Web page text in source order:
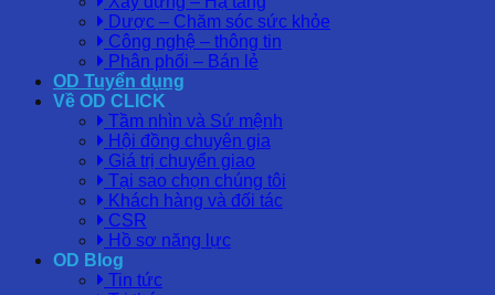
Dược – Chăm sóc sức khỏe
Công nghệ – thông tin
Phân phối – Bán lẻ
OD Tuyển dụng
Về OD CLICK
Tầm nhìn và Sứ mệnh
Hội đồng chuyên gia
Giá trị chuyển giao
Tại sao chọn chúng tôi
Khách hàng và đối tác
CSR
Hồ sơ năng lực
OD Blog
Tin tức